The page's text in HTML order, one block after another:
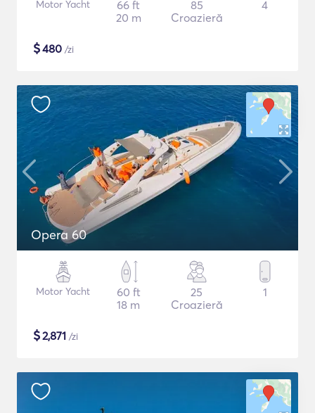
Motor Yacht
66 ft
20 m
85
Croazieră
4
$480 /zi
Opera 60
Motor Yacht
60 ft
18 m
25
Croazieră
1
$2,871 /zi